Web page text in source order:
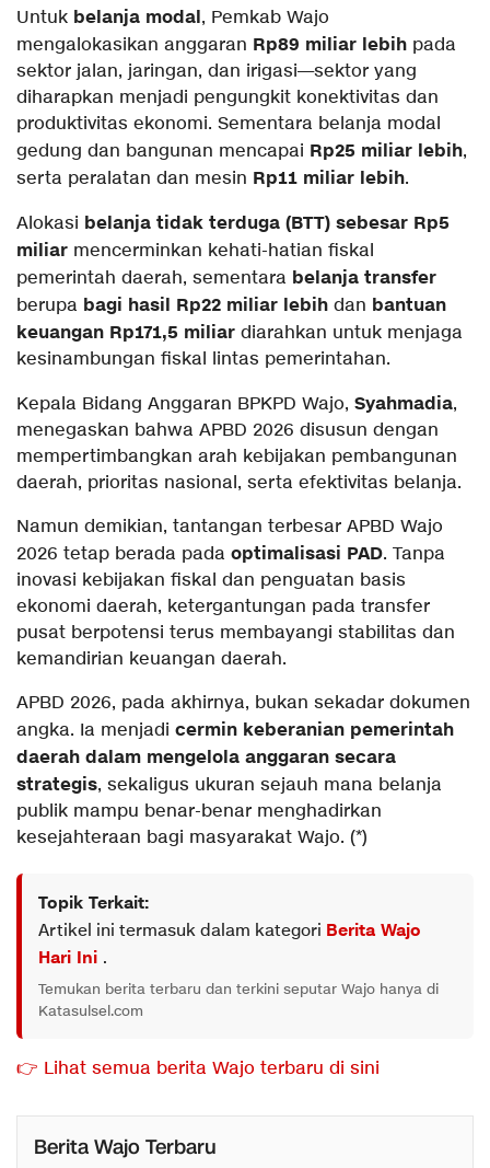
Untuk belanja modal, Pemkab Wajo
mengalokasikan anggaran Rp89 miliar lebih pada
sektor jalan, jaringan, dan irigasi—sektor yang
diharapkan menjadi pengungkit konektivitas dan
produktivitas ekonomi. Sementara belanja modal
gedung dan bangunan mencapai Rp25 miliar lebih,
serta peralatan dan mesin Rp11 miliar lebih.
Alokasi belanja tidak terduga (BTT) sebesar Rp5
miliar mencerminkan kehati-hatian fiskal
pemerintah daerah, sementara belanja transfer
berupa bagi hasil Rp22 miliar lebih dan bantuan
keuangan Rp171,5 miliar diarahkan untuk menjaga
kesinambungan fiskal lintas pemerintahan.
Kepala Bidang Anggaran BPKPD Wajo, Syahmadia,
menegaskan bahwa APBD 2026 disusun dengan
mempertimbangkan arah kebijakan pembangunan
daerah, prioritas nasional, serta efektivitas belanja.
Namun demikian, tantangan terbesar APBD Wajo
2026 tetap berada pada optimalisasi PAD. Tanpa
inovasi kebijakan fiskal dan penguatan basis
ekonomi daerah, ketergantungan pada transfer
pusat berpotensi terus membayangi stabilitas dan
kemandirian keuangan daerah.
APBD 2026, pada akhirnya, bukan sekadar dokumen
angka. Ia menjadi cermin keberanian pemerintah
daerah dalam mengelola anggaran secara
strategis, sekaligus ukuran sejauh mana belanja
publik mampu benar-benar menghadirkan
kesejahteraan bagi masyarakat Wajo. (*)
Topik Terkait:
Artikel ini termasuk dalam kategori Berita Wajo
Hari Ini .
Temukan berita terbaru dan terkini seputar Wajo hanya di
Katasulsel.com
👉 Lihat semua berita Wajo terbaru di sini
Berita Wajo Terbaru